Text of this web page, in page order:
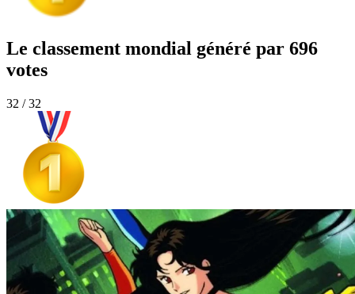
Le classement mondial généré par 696
votes
32 / 32